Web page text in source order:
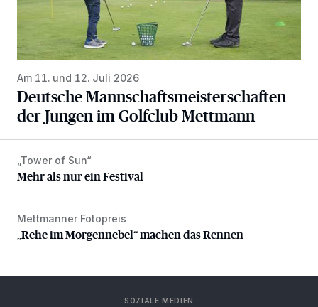
Am 11. und 12. Juli 2026
Deutsche Mannschaftsmeisterschaften
der Jungen im Golfclub Mettmann
Mehr als nur ein Festival
„Tower of Sun“
Mehr als nur ein Festival
„Rehe im Morgennebel“ machen das Rennen
Mettmanner Fotopreis
„Rehe im Morgennebel“ machen das Rennen
SOZIALE MEDIEN